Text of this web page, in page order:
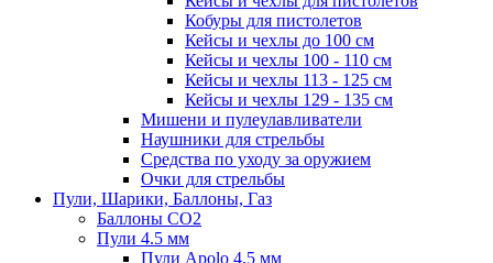
Кобуры для пистолетов
Кейсы и чехлы до 100 см
Кейсы и чехлы 100 - 110 см
Кейсы и чехлы 113 - 125 см
Кейсы и чехлы 129 - 135 см
Мишени и пулеулавливатели
Наушники для стрельбы
Средства по уходу за оружием
Очки для стрельбы
Пули, Шарики, Баллоны, Газ
Баллоны CO2
Пули 4.5 мм
Пули Apolo 4.5 мм